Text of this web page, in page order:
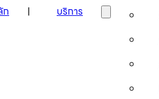
ก บริการ